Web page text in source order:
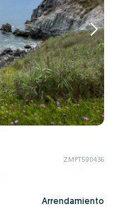
ZMPT590436
Arrendamiento